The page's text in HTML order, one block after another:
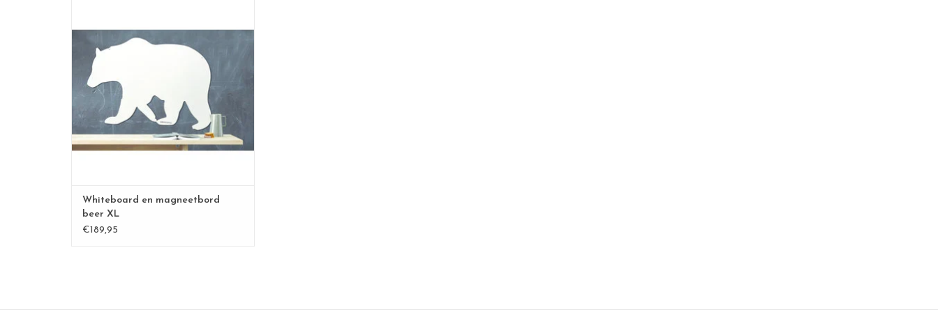
tekenen en kaartjes of foto's op te
hangen.
100% made in Belgium
magneetbord beschrijfbaar met
whiteboardstift
materiaal: powdercoated staal
TOEVOEGEN AAN WINKELWAGEN
Whiteboard en magneetbord
beer XL
€189,95